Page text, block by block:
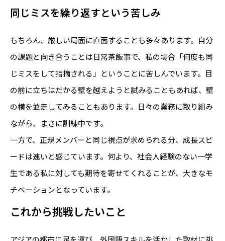
同じミスを繰り返すという苦しみ
もちろん、厳しい局面に直面することも多々あります。自分
の課題と向き合うことは日常茶飯事で、私の場合「何度も同
じミスをして指摘される」ということに苦しんでいます。目
の前に立ちはだかる壁を越えようと試みることもあれば、壁
の横を並走してみることもあります。日々の業務に取り組み
ながら、まさに訓練中です。
一方で、正規メンバーと同じ視点が求められる分、成長スピ
ードは速いと感じています。何より、社会人経験のない一学
生である私に対しても期待を寄せてくれることが、大きなモ
チベーションとなっています。
これから挑戦したいこと